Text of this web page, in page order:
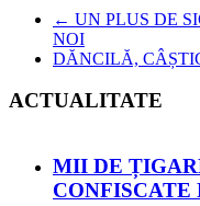
← UN PLUS DE
NOI
DĂNCILĂ,
ACTUALITATE
MII DE